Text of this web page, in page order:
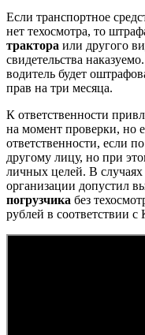
Если транспортное
нет техосмотра, то
трактора или другого
свидетельства
водитель будет
прав на три месяца.
К ответственности
на момент проверки, но
ответственности, если
другому лицу, но при
личных целей. В случаях
организации допустил
погрузчика без
рублей в соответствии